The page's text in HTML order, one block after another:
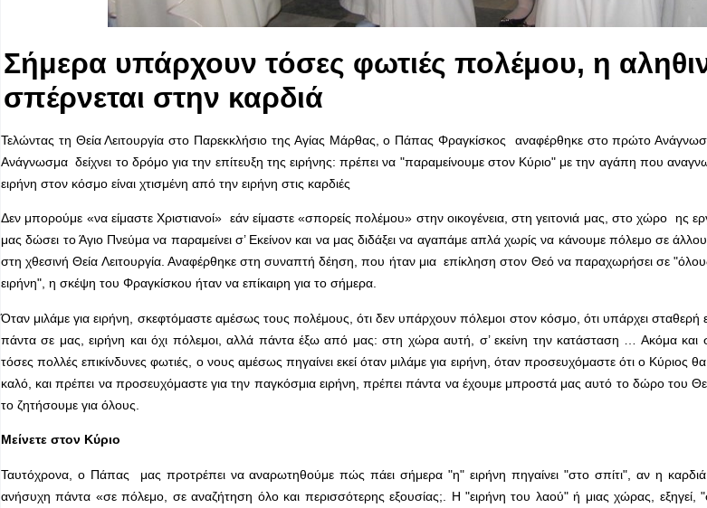
Σήμερα υπάρχουν τόσες φωτιές πολέμου, η
σπέρνεται στην καρδιά
Τελώντας τη Θεία Λειτουργία στο Παρεκκλήσιο της Αγίας Μάρθας, ο Πάπας Φραγκίσκος αναφέρθηκε στο πρώτο
Ανάγνωσμα δείχνει το δρόμο για την επίτευξη της ειρήνης: πρέπει να "παραμείνουμε στον Κύριο" με την αγάπη που
ειρήνη στον κόσμο είναι χτισμένη από την ειρήνη στις καρδιές
Δεν μπορούμε «να είμαστε Χριστιανοί» εάν είμαστε «σπορείς πολέμου» στην οικογένεια, στη γειτονιά μας, στο χώρο ης
μας δώσει το Άγιο Πνεύμα να παραμείνει σ’ Εκείνον και να μας διδάξει να αγαπάμε απλά χωρίς να κάνουμε πόλεμο σε
στη χθεσινή Θεία Λειτουργία. Αναφέρθηκε στη συναπτή δέηση, που ήταν μια επίκληση στον Θεό να παραχωρήσει σε
ειρήνη", η σκέψη του Φραγκίσκου ήταν να επίκαιρη για το σήμερα.
Όταν μιλάμε για ειρήνη, σκεφτόμαστε αμέσως τους πολέμους, ότι δεν υπάρχουν πόλεμοι στον κόσμο, ότι υπάρχει σταθερή
πάντα σε μας, ειρήνη και όχι πόλεμοι, αλλά πάντα έξω από μας: στη χώρα αυτή, σ’ εκείνη την κατάσταση … Ακόμα και
τόσες πολλές επικίνδυνες φωτιές, ο νους αμέσως πηγαίνει εκεί όταν μιλάμε για ειρήνη, όταν προσευχόμαστε ότι ο Κύριος
καλό, και πρέπει να προσευχόμαστε για την παγκόσμια ειρήνη, πρέπει πάντα να έχουμε μπροστά μας αυτό το δώρο του
το ζητήσουμε για όλους.
Μείνετε στον Κύριο
Ταυτόχρονα, ο Πάπας μας προτρέπει να αναρωτηθούμε πώς πάει σήμερα "η" ειρήνη πηγαίνει "στο σπίτι", αν η καρδιά
ανήσυχη πάντα «σε πόλεμο, σε αναζήτηση όλο και περισσότερης εξουσίας;. Η "ειρήνη του λαού" ή μιας χώρας, εξηγεί,